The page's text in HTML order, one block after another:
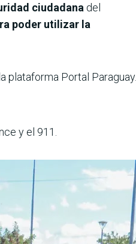
ciudadana del
poder utilizar la
plataforma Portal Paraguay.
y el 911.